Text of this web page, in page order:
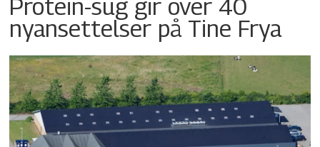
Protein-sug gir over 40
nyansettelser på Tine Frya